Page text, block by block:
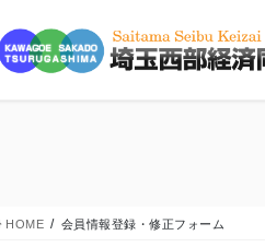
HOME 会員情報登録・修正フォーム